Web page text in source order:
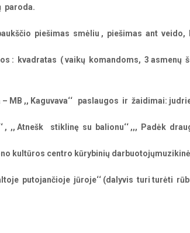
paroda.
piešimas smėliu , piešimas ant veido,
: kvadratas ( vaikų komandoms, 3 asmenų
MB ,, Kaguvava‘‘ paslaugos ir žaidimai:
, ,, Atnešk stiklinę su balionu‘‘ ,,, Padėk
kultūros centro kūrybinių darbuotojųmuzikinė
putojančioje jūroje‘‘ (dalyvis turi turėti